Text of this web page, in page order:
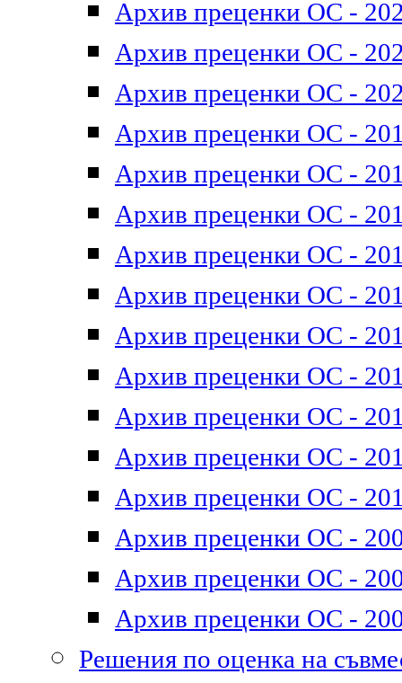
Архив преценки ОС -
Архив преценки ОС -
Архив преценки ОС -
Архив преценки ОС -
Архив преценки ОС -
Архив преценки ОС -
Архив преценки ОС -
Архив преценки ОС -
Архив преценки ОС -
Архив преценки ОС -
Архив преценки ОС -
Архив преценки ОС -
Архив преценки ОС -
Архив преценки ОС -
Архив преценки ОС -
Архив преценки ОС -
Решения по оценка на